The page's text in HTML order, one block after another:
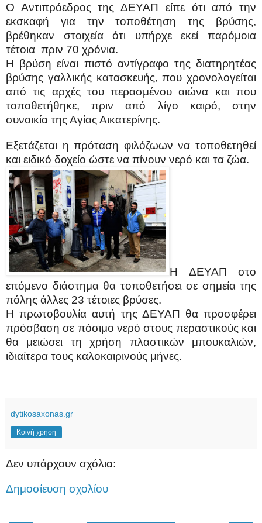
Ο Αντιπρόεδρος της ΔΕΥΑΠ είπε ότι από την
εκσκαφή για την τοποθέτηση της βρύσης,
βρέθηκαν στοιχεία ότι υπήρχε εκεί παρόμοια
τέτοια πριν 70 χρόνια.
Η βρύση είναι πιστό αντίγραφο της διατηρητέας
βρύσης γαλλικής κατασκευής, που χρονολογείται
από τις αρχές του περασμένου αιώνα και που
τοποθετήθηκε, πριν από λίγο καιρό, στην
συνοικία της Αγίας Αικατερίνης.
Εξετάζεται η πρόταση φιλόζωων να τοποθετηθεί
και ειδικό δοχείο ώστε να πίνουν νερό και τα ζώα.
Η ΔΕΥΑΠ στο
επόμενο διάστημα θα τοποθετήσει σε σημεία της
πόλης άλλες 23 τέτοιες βρύσες.
Η πρωτοβουλία αυτή της ΔΕΥΑΠ θα προσφέρει
πρόσβαση σε πόσιμο νερό στους περαστικούς και
θα μειώσει τη χρήση πλαστικών μπουκαλιών,
ιδιαίτερα τους καλοκαιρινούς μήνες.
dytikosaxonas.gr
Κοινή χρήση
Δεν υπάρχουν σχόλια:
Δημοσίευση σχολίου